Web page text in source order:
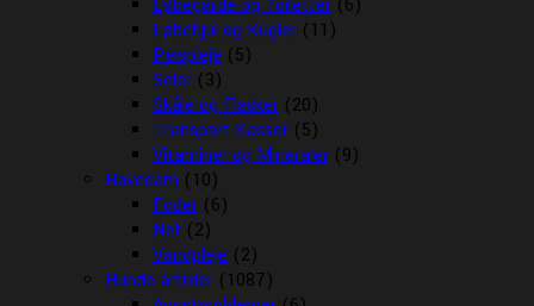
Løbegårde og Toiletter (6)
Løbehjul og Kugler (11)
Pelspleje (5)
Seler (3)
Skåle og Flasker (20)
Transport Kasser (5)
Vitaminer og Mineraler (9)
Havedam (10)
Foder (6)
Net (2)
Vandpleje (2)
Hunde artikler (1087)